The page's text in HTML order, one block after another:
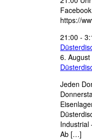
https://
21:00 -
6.
Jeden
Industrial
Ab […]